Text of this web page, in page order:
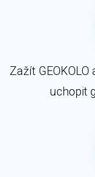
Zažít
uchopit